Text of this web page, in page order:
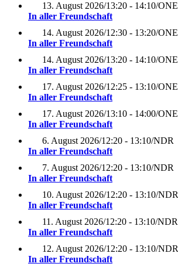
13. August 2026/13:20 - 14:10/ONE
In aller Freundschaft
14. August 2026/12:30 - 13:20/ONE
In aller Freundschaft
14. August 2026/13:20 - 14:10/ONE
In aller Freundschaft
17. August 2026/12:25 - 13:10/ONE
In aller Freundschaft
17. August 2026/13:10 - 14:00/ONE
In aller Freundschaft
6. August 2026/12:20 - 13:10/NDR
In aller Freundschaft
7. August 2026/12:20 - 13:10/NDR
In aller Freundschaft
10. August 2026/12:20 - 13:10/NDR
In aller Freundschaft
11. August 2026/12:20 - 13:10/NDR
In aller Freundschaft
12. August 2026/12:20 - 13:10/NDR
In aller Freundschaft